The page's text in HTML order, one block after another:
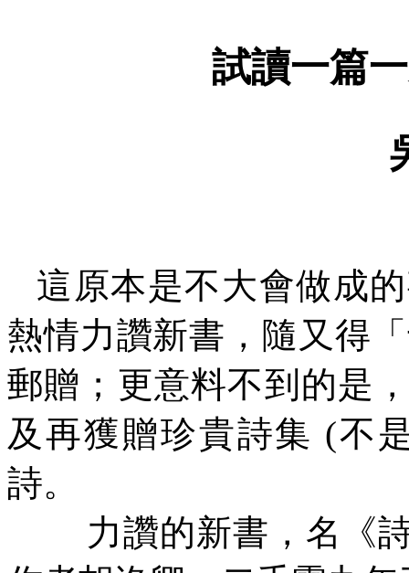
試讀一篇
這原本是不大會做成
熱情力讚新書，隨又得
郵贈；更意料不到的是
及再獲贈珍貴詩集 (不
詩。
力讚的新書，名《